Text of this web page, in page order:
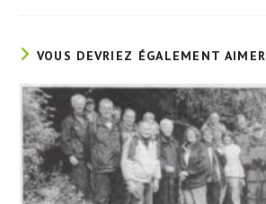
VOUS DEVRIEZ ÉGALEMENT AIMER